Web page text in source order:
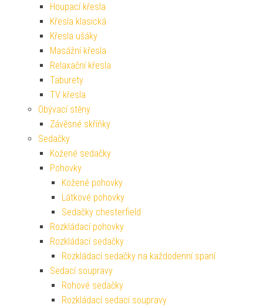
Houpací křesla
Křesla klasická
Křesla ušáky
Masážní křesla
Relaxační křesla
Taburety
TV křesla
Obývací stěny
Závěsné skříňky
Sedačky
Kožené sedačky
Pohovky
Kožené pohovky
Látkové pohovky
Sedačky chesterfield
Rozkládací pohovky
Rozkládací sedačky
Rozkládací sedačky na každodenní spaní
Sedací soupravy
Rohové sedačky
Rozkládací sedací soupravy